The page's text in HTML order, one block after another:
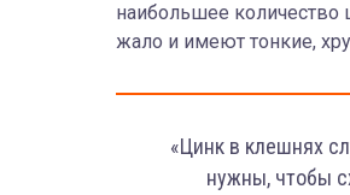
наибольшее количество
жало и имеют тонкие,
«Цинк в клешнях
нужны, чтобы